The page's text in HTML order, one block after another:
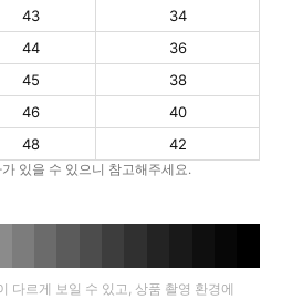
43
34
44
36
45
38
46
40
48 42
있을 수 있으니 참고해주세요.
다르게 보일 수 있고, 상품 촬영 환경에